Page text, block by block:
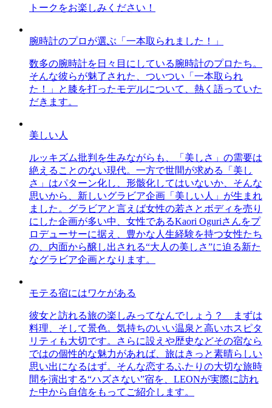
トークをお楽しみください！
腕時計のプロが選ぶ「一本取られました！」
数多の腕時計を日々目にしている腕時計のプロたち。
そんな彼らが魅了された、ついつい「一本取られ
た！」と膝を打ったモデルについて、熱く語っていた
だきます。
美しい人
ルッキズム批判を生みながらも、「美しさ」の需要は
絶えることのない現代。一方で世間が求める「美し
さ」はパターン化し、形骸化してはいないか、そんな
思いから、新しいグラビア企画「美しい人」が生まれ
ました。グラビアと言えば女性の若さとボディを売り
にした企画が多い中、女性であるKaori Oguriさんをプ
ロデューサーに据え、豊かな人生経験を持つ女性たち
の、内面から醸し出される“大人の美しさ”に迫る新た
なグラビア企画となります。
モテる宿にはワケがある
彼女と訪れる旅の楽しみってなんでしょう？ まずは
料理、そして景色。気持ちのいい温泉と高いホスピタ
リティも大切です。さらに設えや歴史などその宿なら
ではの個性的な魅力があれば、旅はきっと素晴らしい
思い出になるはず。そんな恋するふたりの大切な旅時
間を演出する“ハズさない”宿を、LEONが実際に訪れ
た中から自信をもってご紹介します。